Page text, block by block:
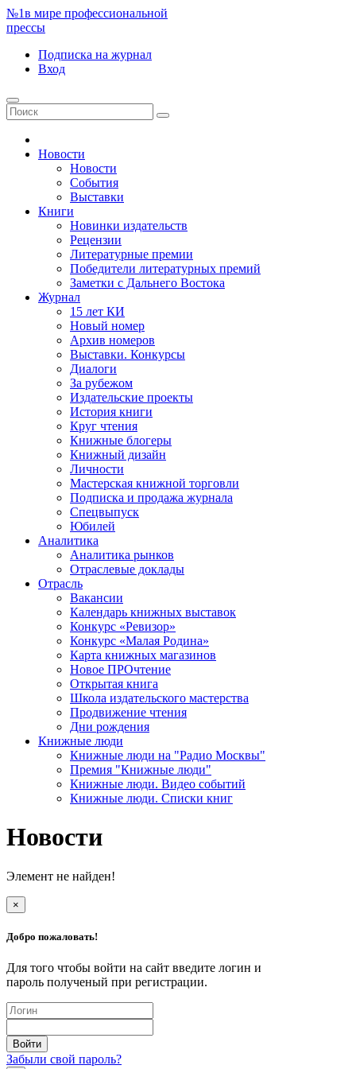
№1в мире профессиональной
прессы
Подписка на журнал
Вход
Новости
Новости
События
Выставки
Книги
Новинки издательств
Рецензии
Литературные премии
Победители литературных премий
Заметки с Дальнего Востока
Журнал
15 лет КИ
Новый номер
Архив номеров
Выставки. Конкурсы
Диалоги
За рубежом
Издательские проекты
История книги
Круг чтения
Книжные блогеры
Книжный дизайн
Личности
Мастерская книжной торговли
Подписка и продажа журнала
Спецвыпуск
Юбилей
Аналитика
Аналитика рынков
Отраслевые доклады
Отрасль
Вакансии
Календарь книжных выставок
Конкурс «Ревизор»
Конкурс «Малая Родина»
Карта книжных магазинов
Новое ПРОчтение
Открытая книга
Школа издательского мастерства
Продвижение чтения
Дни рождения
Книжные люди
Книжные люди на "Радио Москвы"
Премия "Книжные люди"
Книжные люди. Видео событий
Книжные люди. Списки книг
Новости
Элемент не найден!
×
Добро пожаловать!
Для того чтобы войти на сайт введите логин и
пароль полученый при регистрации.
Забыли свой пароль?